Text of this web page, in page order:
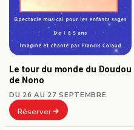
Le tour du monde du Doudou
de Nono
DU 26 AU 27 SEPTEMBRE
Réserver